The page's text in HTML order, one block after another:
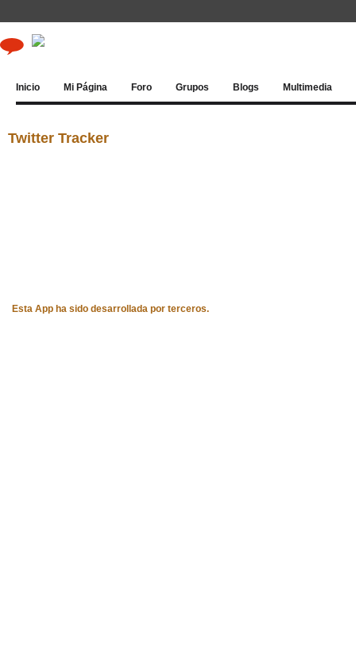
Inicio Mi Página Foro Grupos Blogs Multimedia
Twitter Tracker
Esta App ha sido desarrollada por terceros.